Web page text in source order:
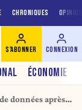
CHRONIQUES
ÉCONOMIE
S'ABONNER CONNEXION
données après